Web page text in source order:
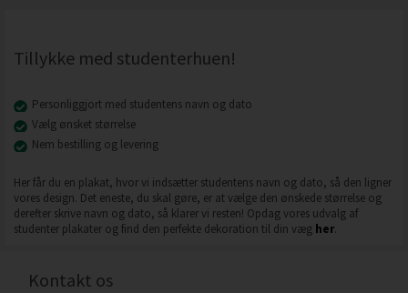
Tillykke med studenterhuen!
Personliggjort med studentens navn og dato
Vælg ønsket størrelse
Nem bestilling og levering
Her får du en plakat, hvor vi indsætter studentens navn og dato, så den ligner
vores design. Det eneste, du skal gøre, er at vælge den ønskede størrelse og
derefter skrive navn og dato, så klarer vi resten! Opdag vores udvalg af
studenter plakater og find den perfekte dekoration til din væg her.
Kontakt os